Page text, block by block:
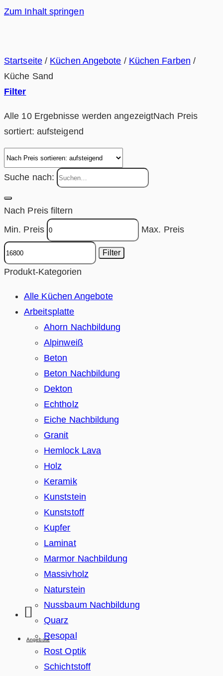
Zum Inhalt springen
Angebote
Startseite / Küchen Angebote / Küchen Farben /
Küche Sand
Filter
Alle 10 Ergebnisse werden angezeigtNach Preis
sortiert: aufsteigend
Suche nach:
Nach Preis filtern
Min. Preis
Max. Preis
Filter
Produkt-Kategorien
Alle Küchen Angebote
Arbeitsplatte
Ahorn Nachbildung
Alpinweiß
Beton
Beton Nachbildung
Dekton
Echtholz
Eiche Nachbildung
Granit
Hemlock Lava
Holz
Keramik
Kunststein
Kunststoff
Kupfer
Laminat
Marmor Nachbildung
Massivholz
Naturstein
Nussbaum Nachbildung
Quarz
Resopal
Rost Optik
Schichtstoff